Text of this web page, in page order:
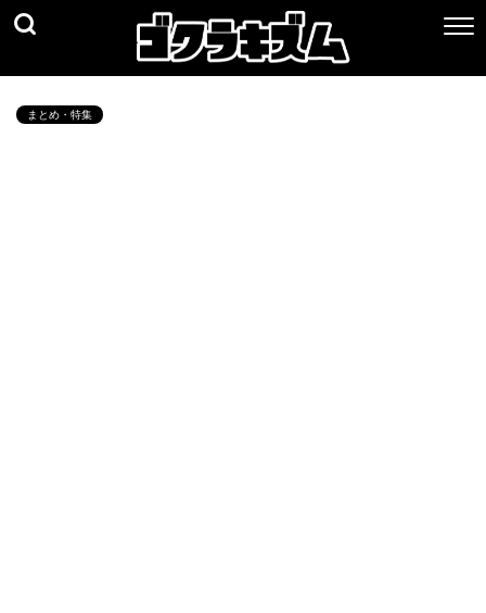
まとめ・特集